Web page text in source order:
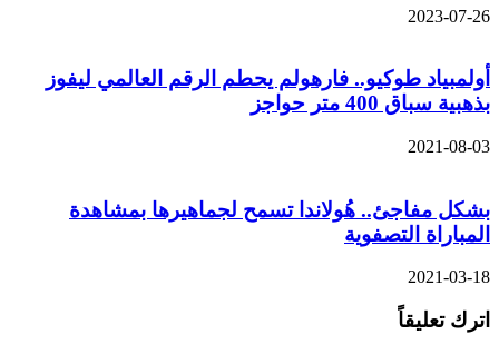
2023-07-26
أولمبياد طوكيو.. فارهولم يحطم الرقم العالمي ليفوز
بذهبية سباق 400 متر حواجز
2021-08-03
بشكل مفاجئ.. هُولاندا تسمح لجماهيرها بمشاهدة
المباراة التصفوية
2021-03-18
اترك تعليقاً